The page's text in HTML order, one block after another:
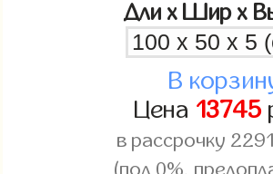
Дли x Шир
В
Цена 13745
в рассрочку 2291
(под 0%,